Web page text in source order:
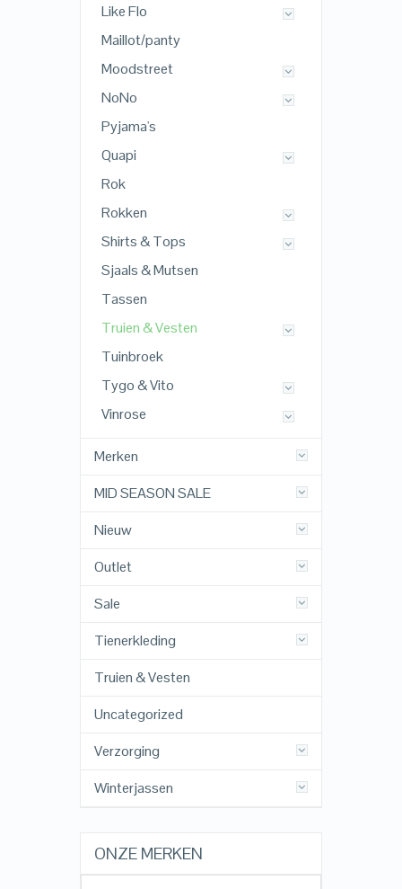
Like Flo
Maillot/panty
Moodstreet
NoNo
Pyjama's
Quapi
Rok
Rokken
Shirts & Tops
Sjaals & Mutsen
Tassen
Truien & Vesten
Tuinbroek
Tygo & Vito
Vinrose
Merken
MID SEASON SALE
Nieuw
Outlet
Sale
Tienerkleding
Truien & Vesten
Uncategorized
Verzorging
Winterjassen
ONZE MERKEN